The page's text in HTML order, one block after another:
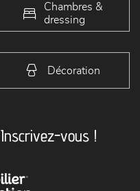
Chambres &
dressing
Décoration
Inscrivez-vous !